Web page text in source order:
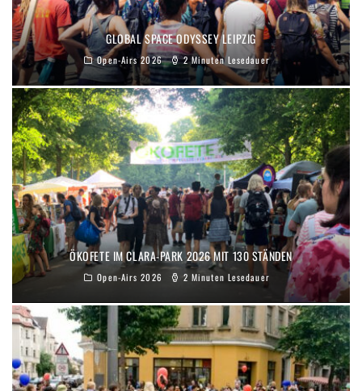
GLOBAL SPACE ODYSSEY LEIPZIG
Open-Airs 2026 2 Minuten Lesedauer
ÖKOFETE IM CLARA-PARK 2026 MIT 130 STÄNDEN
Open-Airs 2026 2 Minuten Lesedauer